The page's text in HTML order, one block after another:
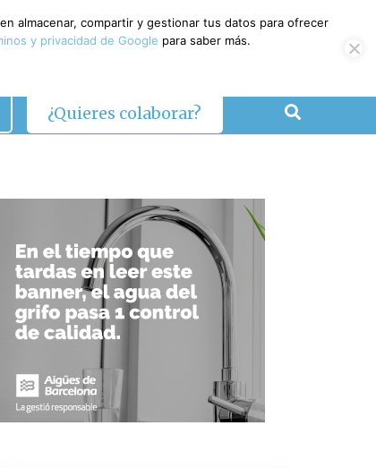
¿Quieres colaborar?
almacenar, compartir y gestionar tus datos para ofrecer
y privacidad de Google para saber más.